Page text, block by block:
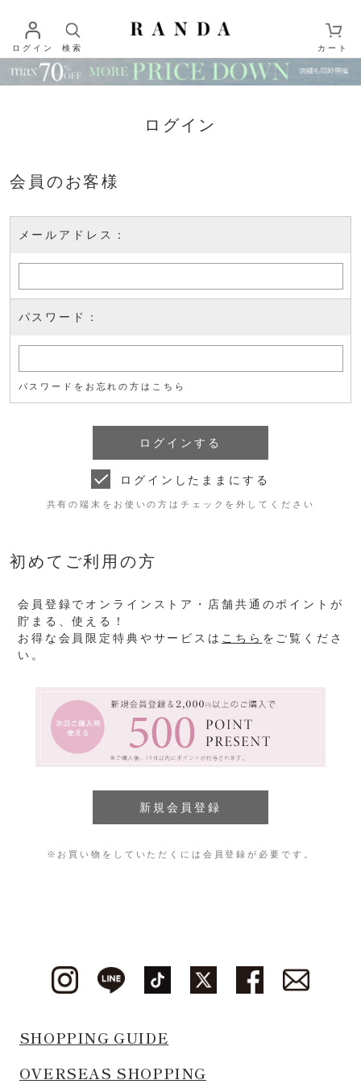
ログイン 検索 カート
ログイン
会員のお客様
メールアドレス：
パスワード：
パスワードをお忘れの方はこちら
ログインしたままにする
共有の端末をお使いの方はチェックを外してください
初めてご利用の方
会員登録でオンラインストア・店舗共通のポイントが
貯まる、使える！
お得な会員限定特典やサービスは こちら をご覧くださ
い。
※お買い物をしていただくには会員登録が必要です。
SHOPPING GUIDE
OVERSEAS SHOPPING